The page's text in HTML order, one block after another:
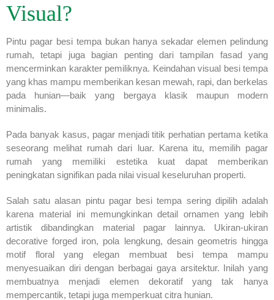
Visual?
Pintu pagar besi tempa bukan hanya sekadar elemen pelindung
rumah, tetapi juga bagian penting dari tampilan fasad yang
mencerminkan karakter pemiliknya. Keindahan visual besi tempa
yang khas mampu memberikan kesan mewah, rapi, dan berkelas
pada hunian—baik yang bergaya klasik maupun modern
minimalis.
Pada banyak kasus, pagar menjadi titik perhatian pertama ketika
seseorang melihat rumah dari luar. Karena itu, memilih pagar
rumah yang memiliki estetika kuat dapat memberikan
peningkatan signifikan pada nilai visual keseluruhan properti.
Salah satu alasan pintu pagar besi tempa sering dipilih adalah
karena material ini memungkinkan detail ornamen yang lebih
artistik dibandingkan material pagar lainnya. Ukiran-ukiran
decorative forged iron, pola lengkung, desain geometris hingga
motif floral yang elegan membuat besi tempa mampu
menyesuaikan diri dengan berbagai gaya arsitektur. Inilah yang
membuatnya menjadi elemen dekoratif yang tak hanya
mempercantik, tetapi juga memperkuat citra hunian.